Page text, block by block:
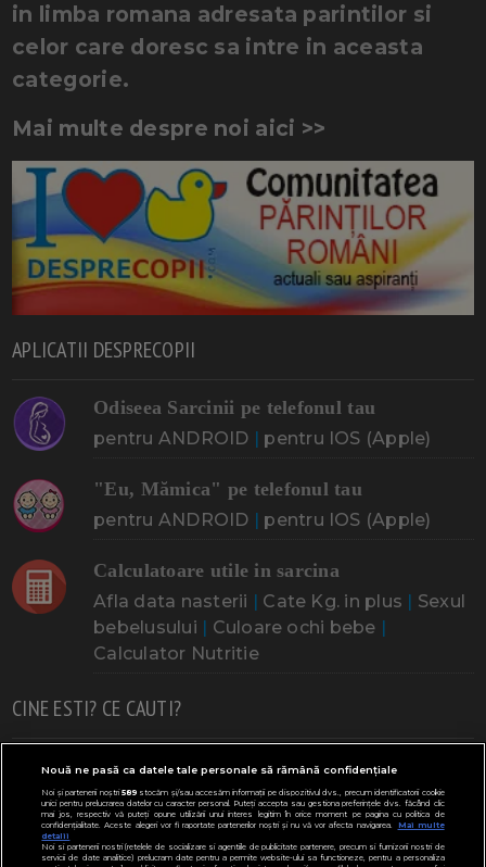
in limba romana adresata parintilor si
celor care doresc sa intre in aceasta
categorie.
Mai multe despre noi aici >>
APLICATII DESPRECOPII
Odiseea Sarcinii pe telefonul tau
pentru ANDROID | pentru IOS (Apple)
"Eu, Mămica" pe telefonul tau
pentru ANDROID | pentru IOS (Apple)
Calculatoare utile in sarcina
Afla data nasterii | Cate Kg. in plus | Sexul
bebelusului | Culoare ochi bebe |
Calculator Nutritie
CINE ESTI? CE CAUTI?
Doresc un copil Adoptia Probleme cu sarcina
Urmeaza sa nasc Probleme alaptare Bebe plange
Bebe febra Caut bona Cresa, Gradinta
Nouă ne pasă ca datele tale personale să rămână confidențiale
Noi și partenerii noștri589stocăm și/sau accesăm informații pe dispozitivul dvs., precum identificatorii cookie
unici pentru prelucrarea datelor cu caracter personal. Puteți accepta sau gestiona preferințele dvs. făcând clic
mai jos, respectiv vă puteți opune utilizării unui interes legitim în orice moment pe pagina cu politica de
confidențialitate. Aceste alegeri vor fi raportate partenerilor noștri și nu vă vor afecta navigarea.
Mai multe
detalii
Noi si partenerii nostri (retelele de socializare si agentiile de publicitate partenere, precum si furnizorii nostri de
servicii de date analitice) prelucram date pentru a permite website-ului sa functioneze, pentru a personaliza